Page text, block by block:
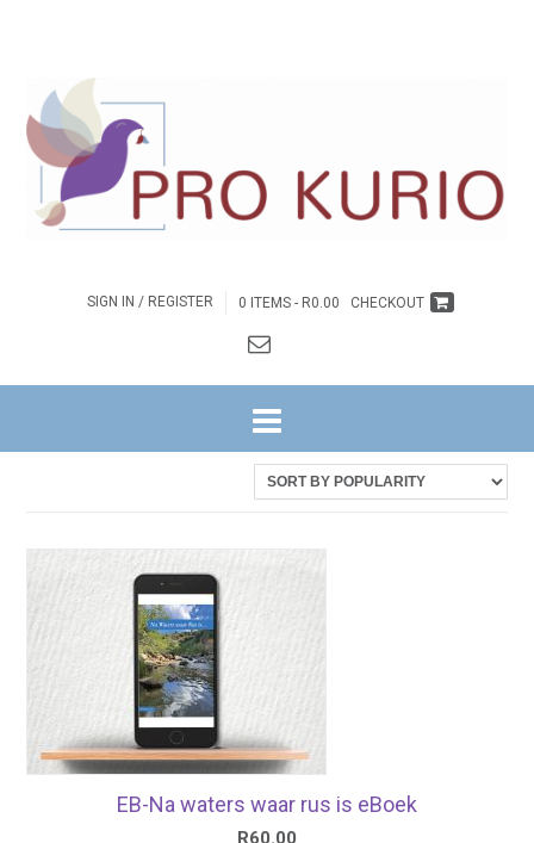
SIGN IN / REGISTER 0 ITEMS - R0.00 CHECKOUT
Sorted
by
EB-Na waters waar rus is eBoek
R60.00